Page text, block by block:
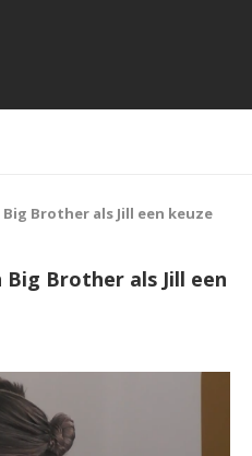
Brother als Jill een keuze
Brother als Jill een